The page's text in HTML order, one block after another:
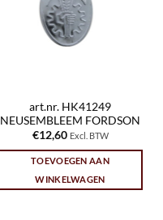
art.nr. HK41249
NEUSEMBLEEM FORDSON
€12,60 Excl. BTW
TOEVOEGEN AAN
WINKELWAGEN